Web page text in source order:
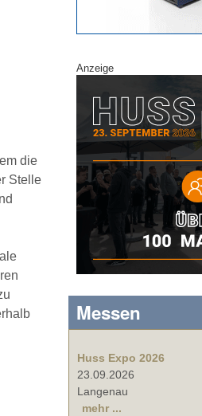
die
Stelle
Anzeige
Messen
Huss Expo 2026
23.09.2026
Langenau
mehr ...